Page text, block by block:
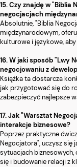
15. Czy znajdę w
negocjacjach
Absolutnie, "Biblia
międzynarodowym,
kulturowe i językowe,
16. W jaki sposób "Lwy
negocjowaniu z
Książka ta dostarcza
jak przygotować się do
zabezpieczyć najlepsze
17. Jak "Warsztat
interakcje biznesowe?
Poprzez praktyczne
Negocjatora", uczysz się
sytuacjach biznesowych,
się i budowanie relacji z